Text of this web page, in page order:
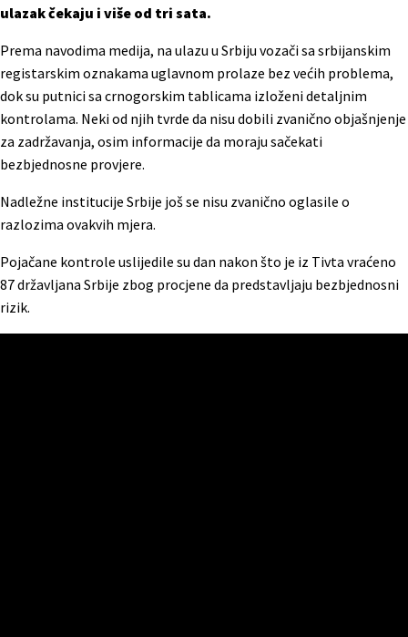
ulazak čekaju i više od tri sata.
Prema navodima medija, na ulazu u Srbiju vozači sa srbijanskim
registarskim oznakama uglavnom prolaze bez većih problema,
dok su putnici sa crnogorskim tablicama izloženi detaljnim
kontrolama. Neki od njih tvrde da nisu dobili zvanično objašnjenje
za zadržavanja, osim informacije da moraju sačekati
bezbjednosne provjere.
Nadležne institucije Srbije još se nisu zvanično oglasile o
razlozima ovakvih mjera.
Pojačane kontrole uslijedile su dan nakon što je iz Tivta vraćeno
87 državljana Srbije zbog procjene da predstavljaju bezbjednosni
rizik.